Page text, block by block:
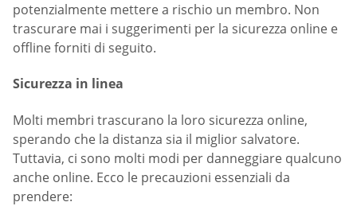
potenzialmente mettere a rischio un membro. Non
trascurare mai i suggerimenti per la sicurezza online e
offline forniti di seguito.
Sicurezza in linea
Molti membri trascurano la loro sicurezza online,
sperando che la distanza sia il miglior salvatore.
Tuttavia, ci sono molti modi per danneggiare qualcuno
anche online. Ecco le precauzioni essenziali da
prendere: